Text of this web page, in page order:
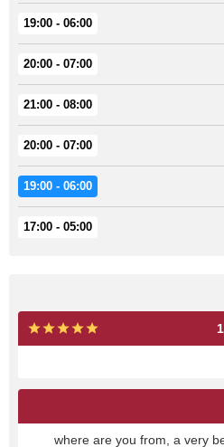
06:00 - 19:00
07:00 - 20:00
08:00 - 21:00
07:00 - 20:00
06:00 - 19:00
05:00 - 17:00
where are you from, a very